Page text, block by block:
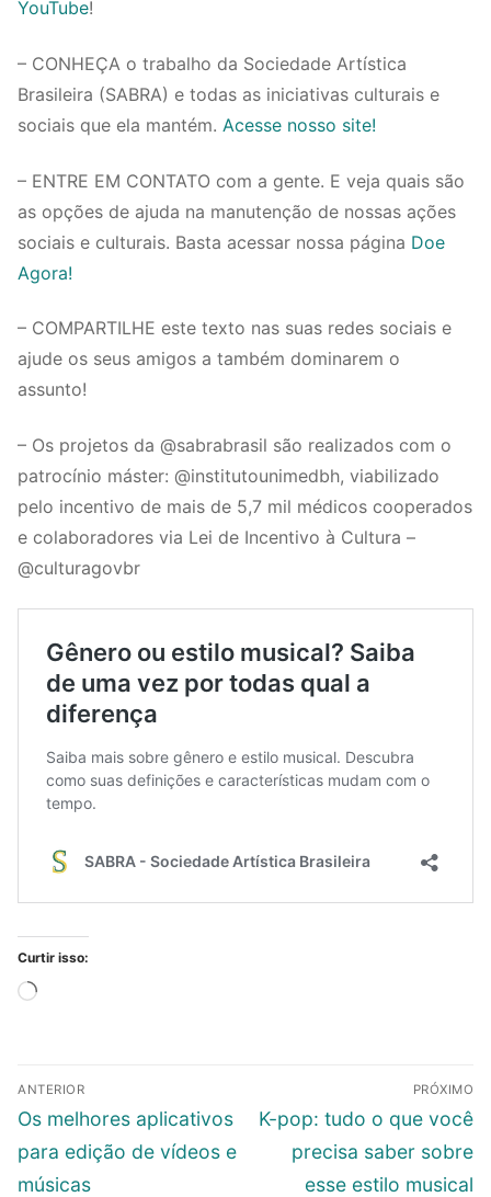
YouTube!
– CONHEÇA o trabalho da Sociedade Artística
Brasileira (SABRA) e todas as iniciativas culturais e
sociais que ela mantém. Acesse nosso site!
– ENTRE EM CONTATO com a gente. E veja quais são
as opções de ajuda na manutenção de nossas ações
sociais e culturais. Basta acessar nossa página Doe
Agora!
– COMPARTILHE este texto nas suas redes sociais e
ajude os seus amigos a também dominarem o
assunto!
– Os projetos da @sabrabrasil são realizados com o
patrocínio máster: @institutounimedbh, viabilizado
pelo incentivo de mais de 5,7 mil médicos cooperados
e colaboradores via Lei de Incentivo à Cultura –
@culturagovbr
Curtir isso:
Carregando...
Navegação
de
Post
ANTERIOR
Post
anterior:
Os melhores aplicativos
para edição de vídeos e
músicas
PRÓXIMO
Próximo
post:
K-pop: tudo o que você
precisa saber sobre
esse estilo musical